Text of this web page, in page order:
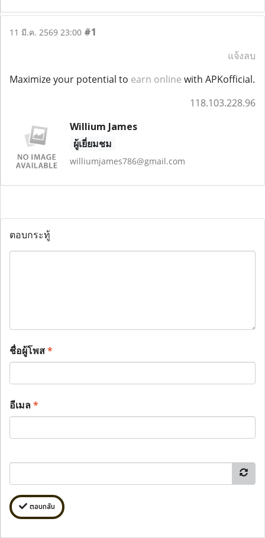
11 มี.ค. 2569 23:00 #1
แจ้งลบ
Maximize your potential to earn online with APKofficial.
118.103.228.96
Willium James
ผู้เยี่ยมชม
williumjames786@gmail.com
ตอบกระทู้
ชื่อผู้โพส*
อีเมล*
ตอบกลับ